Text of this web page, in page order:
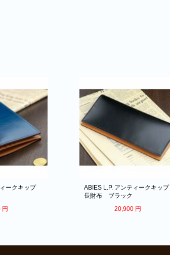
ークキップ
円
ABIES L.P. アンティークキップ
長財布 ブラック
20,900 円